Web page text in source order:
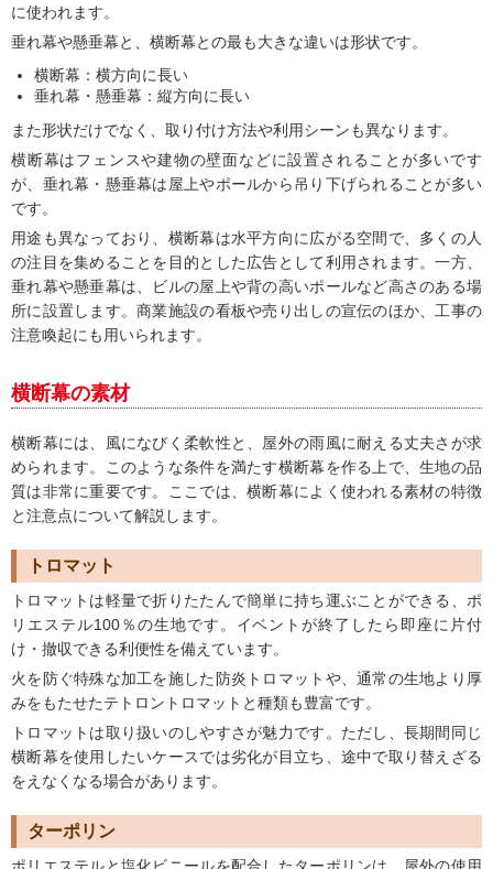
に使われます。
垂れ幕や懸垂幕と、横断幕との最も大きな違いは形状です。
横断幕：横方向に長い
垂れ幕・懸垂幕：縦方向に長い
また形状だけでなく、取り付け方法や利用シーンも異なります。
横断幕はフェンスや建物の壁面などに設置されることが多いです
が、垂れ幕・懸垂幕は屋上やポールから吊り下げられることが多い
です。
用途も異なっており、横断幕は水平方向に広がる空間で、多くの人
の注目を集めることを目的とした広告として利用されます。一方、
垂れ幕や懸垂幕は、ビルの屋上や背の高いポールなど高さのある場
所に設置します。商業施設の看板や売り出しの宣伝のほか、工事の
注意喚起にも用いられます。
横断幕の素材
横断幕には、風になびく柔軟性と、屋外の雨風に耐える丈夫さが求
められます。このような条件を満たす横断幕を作る上で、生地の品
質は非常に重要です。ここでは、横断幕によく使われる素材の特徴
と注意点について解説します。
トロマット
トロマットは軽量で折りたたんで簡単に持ち運ぶことができる、ポ
リエステル100％の生地です。イベントが終了したら即座に片付
け・撤収できる利便性を備えています。
火を防ぐ特殊な加工を施した防炎トロマットや、通常の生地より厚
みをもたせたテトロントロマットと種類も豊富です。
トロマットは取り扱いのしやすさが魅力です。ただし、長期間同じ
横断幕を使用したいケースでは劣化が目立ち、途中で取り替えざる
をえなくなる場合があります。
ターポリン